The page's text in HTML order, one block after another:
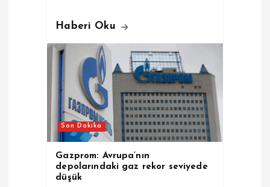
Haberi Oku
Son Dakika
Gazprom: Avrupa’nın
depolarındaki gaz rekor seviyede
düşük